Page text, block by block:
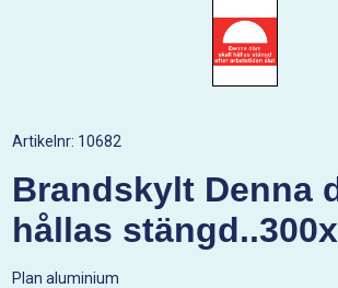
Artikelnr: 10682
Brandskylt Denna
hållas
Plan aluminium